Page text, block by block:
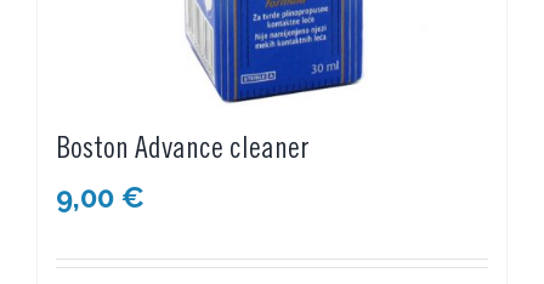
Boston Advance cleaner
9,00 €